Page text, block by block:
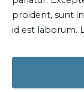
proident, sunt
id est laborum.